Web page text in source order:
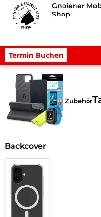
Gnoiener
Shop
Termin Buchen
Zubehör
Backcover